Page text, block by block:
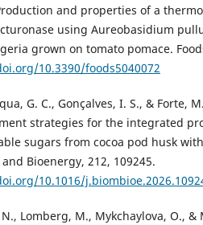
and properties of a
using Aureobasidium
grown on tomato pomace.
10.3390/foods5040072
G. C., Gonçalves, I. S., & Forte,
strategies for the integrated
sugars from cocoa pod husk
Bioenergy, 212, 109245.
10.1016/
Lomberg, M., Mykchaylova, O.,